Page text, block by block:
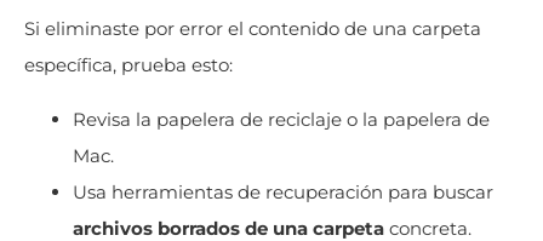
Si eliminaste por error el contenido de una carpeta
específica, prueba esto:
Revisa la papelera de reciclaje o la papelera de
Mac.
Usa herramientas de recuperación para buscar
archivos borrados de una carpeta concreta.